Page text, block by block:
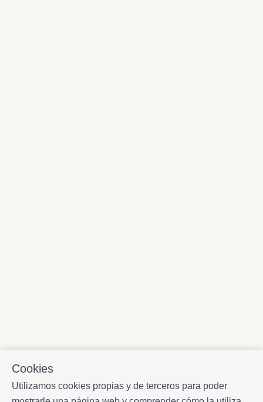
Cookies
Utilizamos cookies propias y de terceros para poder